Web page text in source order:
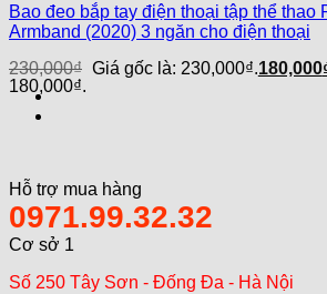
Bao đeo bắp tay điện thoại tập thể thao
Armband (2020) 3 ngăn cho điện thoại
230,000₫ Giá gốc là: 230,000₫.180,000
180,000₫.
Hỗ trợ mua hàng
0971.99.32.32
Cơ sở 1
Số 250 Tây Sơn - Đống Đa - Hà Nội